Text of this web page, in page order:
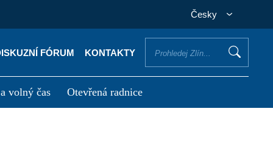
Česky
FÓRUM KONTAKTY
volný čas Otevřená radnice